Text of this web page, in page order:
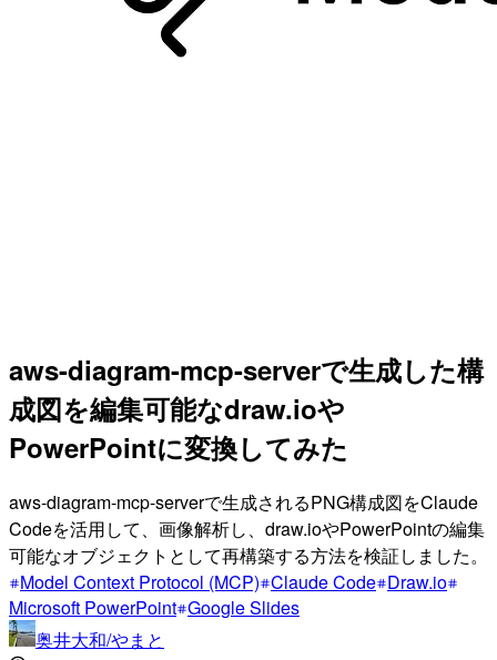
aws-diagram-mcp-serverで生成した構
成図を編集可能なdraw.ioや
PowerPointに変換してみた
aws-diagram-mcp-serverで生成されるPNG構成図をClaude
Codeを活用して、画像解析し、draw.ioやPowerPointの編集
可能なオブジェクトとして再構築する方法を検証しました。
Model Context Protocol (MCP) Claude Code Draw.io
Microsoft PowerPoint Google Slides
奥井大和/やまと